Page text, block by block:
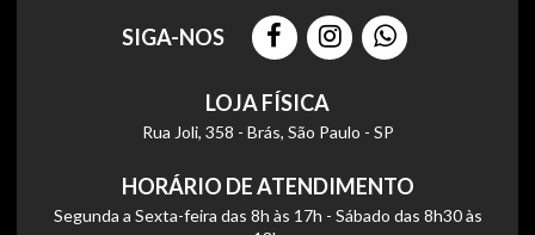
SIGA-NOS
LOJA FÍSICA
Rua Joli, 358 - Brás, São Paulo - SP
HORÁRIO DE ATENDIMENTO
Segunda a Sexta-feira das 8h às 17h - Sábado das 8h30 às